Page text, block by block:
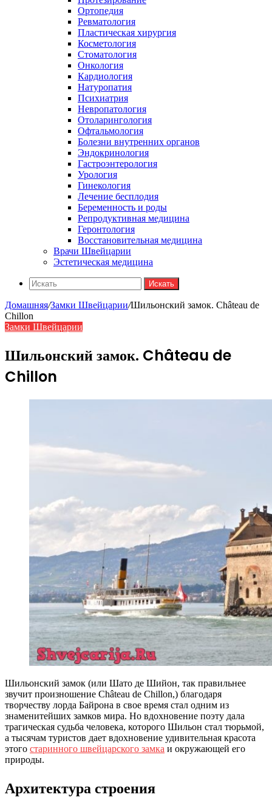
Ортопедия
Ревматология
Пластическая хирургия
Косметология
Стоматология
Онкология
Кардиология
Натуропатия
Психиатрия
Невропатология
Отоларингология
Офтальмология
Болезни внутренних органов
Эндокринология
Гастроэнтерология
Урология
Гинекология
Лечение бесплодия
Беременность и роды
Репродуктивная медицина
Геронтология
Восстановительная медицина
Врачи Швейцарии
Эстетическая медицина
Искать
Домашняя/Замки Швейцарии/Шильонский замок. Château de
Chillon
Замки Швейцарии
Шильонский замок. Château de
Chillon
Шильонский замок (или Шато де Шийон, так правильнее
звучит произношение Château de Chillon,) благодаря
творчеству лорда Байрона в свое время стал одним из
знаменитейших замков мира. Но вдохновение поэту дала
трагическая судьба человека, которого Шильон стал тюрьмой,
а тысячам туристов дает вдохновение удивительная красота
этого старинного швейцарского замка и окружающей его
природы.
Архитектура строения